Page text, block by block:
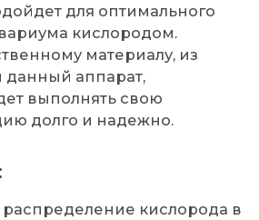
для оптимального
кислородом.
материалу, из
данный аппарат,
выполнять свою
долго и надежно.
кислорода в